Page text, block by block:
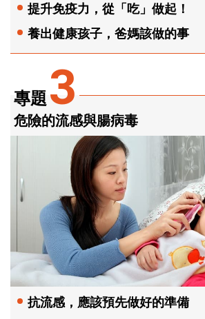
專題3
危險的流感與腸病毒
抗流感，應該預先做好的準備
提升免疫力，從「吃」做起！
養出健康孩子，爸媽該做的事